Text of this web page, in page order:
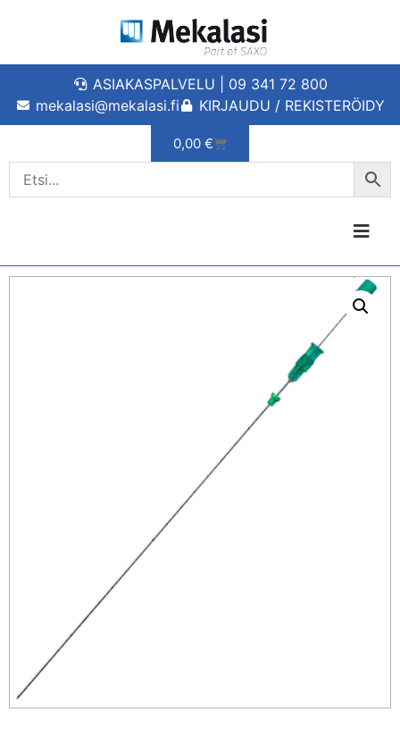
ASIAKASPALVELU | 09 341 72 800
mekalasi@mekalasi.fi
KIRJAUDU / REKISTERÖIDY
0,00 €